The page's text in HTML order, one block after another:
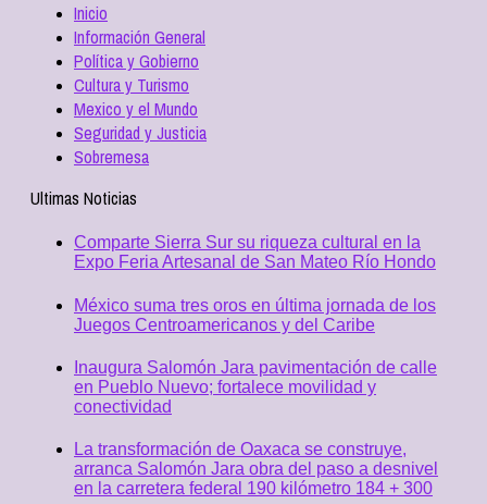
Inicio
Información General
Política y Gobierno
Cultura y Turismo
Mexico y el Mundo
Seguridad y Justicia
Sobremesa
Ultimas Noticias
Comparte Sierra Sur su riqueza cultural en la
Expo Feria Artesanal de San Mateo Río Hondo
México suma tres oros en última jornada de los
Juegos Centroamericanos y del Caribe
Inaugura Salomón Jara pavimentación de calle
en Pueblo Nuevo; fortalece movilidad y
conectividad
La transformación de Oaxaca se construye,
arranca Salomón Jara obra del paso a desnivel
en la carretera federal 190 kilómetro 184 + 300